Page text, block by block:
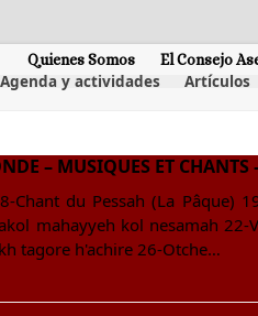
Quienes Somos El Consejo
Agenda y actividades Artículos
– MUSIQUES ET CHANTS
Chant du Pessah (La
mahayyeh kol nesamah
tagore h'achire 26-Otche…